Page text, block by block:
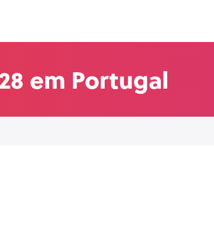
em Portugal